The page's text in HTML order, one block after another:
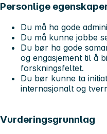
Personlige
Du må ha gode
Du må kunne jobbe
Du bør ha gode
og engasjement til å
forskningsfeltet.
Du bør kunne ta
internasjonalt og
Vurderingsgrunnlag